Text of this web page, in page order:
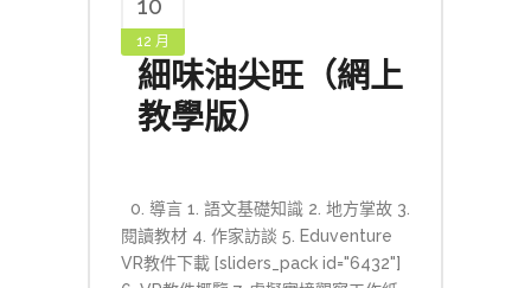
12 月
細味油尖旺（網上
教學版）
0. 導言 1. 語文基礎知識 2. 地方掌故 3.
閱讀教材 4. 作家訪談 5. Eduventure
VR教件下載 [sliders_pack id="6432"]